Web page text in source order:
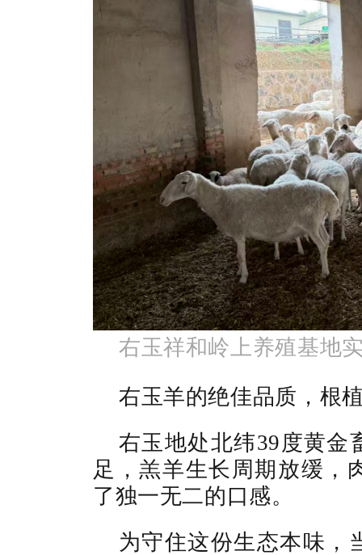
右玉祥和岭上养殖基地
右玉羊的绝佳品质，根
右玉地处北纬39度黄金
足，羔羊生长周期放缓，
了独一无二的口感。
为守住这份生态本味，